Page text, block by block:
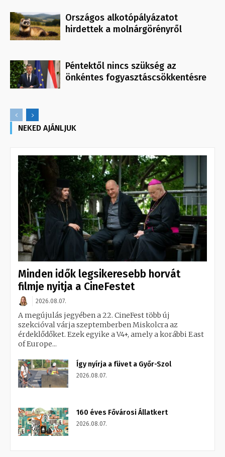
Országos alkotópályázatot
hirdettek a molnárgörényről
Péntektől nincs szükség az
önkéntes fogyasztáscsökkentésre
NEKED AJÁNLJUK
Minden idők legsikeresebb horvát
filmje nyitja a CineFestet
2026.08.07.
A megújulás jegyében a 22. CineFest több új
szekcióval várja szeptemberben Miskolcra az
érdeklődőket. Ezek egyike a V4+, amely a korábbi East
of Europe...
Így nyírja a füvet a Győr-Szol
2026.08.07.
160 éves Fővárosi Állatkert
2026.08.07.